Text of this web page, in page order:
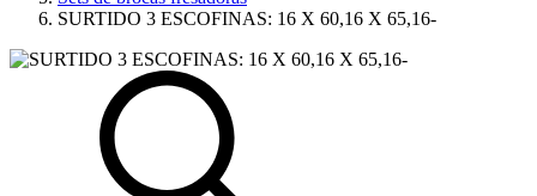
SURTIDO 3 ESCOFINAS: 16 X 60,16 X 65,16-